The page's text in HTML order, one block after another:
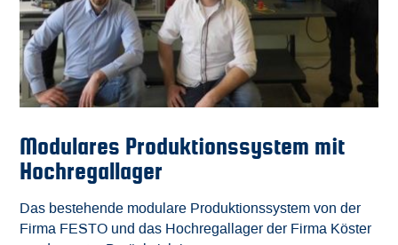
Modulares Produktionssystem mit
Hochregallager
Das bestehende modulare Produktionssystem von der
Firma FESTO und das Hochregallager der Firma Köster